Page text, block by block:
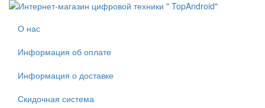
О нас
Информация об оплате
Информация о доставке
Скидочная система